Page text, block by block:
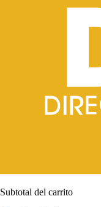
Subtotal del carrito